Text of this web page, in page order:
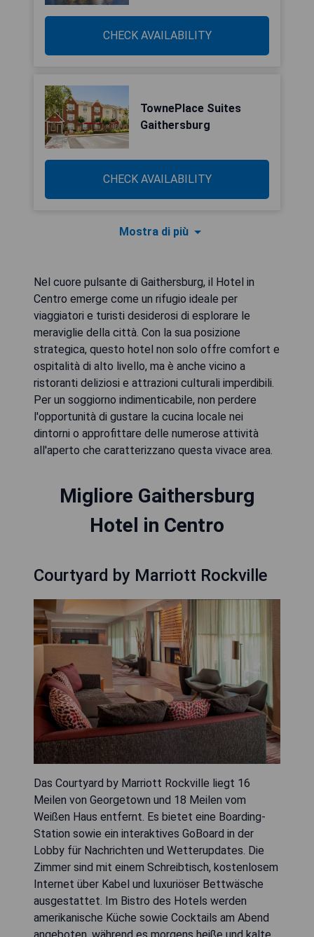
CHECK AVAILABILITY
TownePlace Suites
Gaithersburg
CHECK AVAILABILITY
Mostra di più
Nel cuore pulsante di Gaithersburg, il Hotel in
Centro emerge come un rifugio ideale per
viaggiatori e turisti desiderosi di esplorare le
meraviglie della città. Con la sua posizione
strategica, questo hotel non solo offre comfort e
ospitalità di alto livello, ma è anche vicino a
ristoranti deliziosi e attrazioni culturali imperdibili.
Per un soggiorno indimenticabile, non perdere
l'opportunità di gustare la cucina locale nei
dintorni o approfittare delle numerose attività
all'aperto che caratterizzano questa vivace area.
Migliore Gaithersburg
Hotel in Centro
Courtyard by Marriott Rockville
Das Courtyard by Marriott Rockville liegt 16
Meilen von Georgetown und 18 Meilen vom
Weißen Haus entfernt. Es bietet eine Boarding-
Station sowie ein interaktives GoBoard in der
Lobby für Nachrichten und Wetterupdates. Die
Zimmer sind mit einem Schreibtisch, kostenlosem
Internet über Kabel und luxuriöser Bettwäsche
ausgestattet. Im Bistro des Hotels werden
amerikanische Küche sowie Cocktails am Abend